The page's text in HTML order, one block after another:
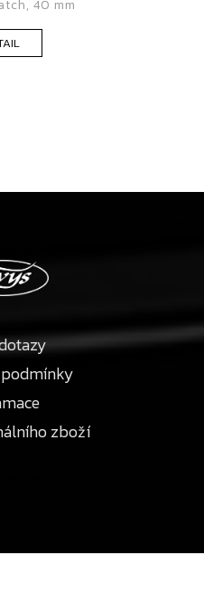
40 mm
zboží